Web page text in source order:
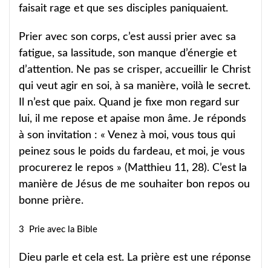
faisait rage et que ses disciples paniquaient.
Prier avec son corps, c’est aussi prier avec sa
fatigue, sa lassitude, son manque d’énergie et
d’attention. Ne pas se crisper, accueillir le Christ
qui veut agir en soi, à sa manière, voilà le secret.
Il n’est que paix. Quand je fixe mon regard sur
lui, il me repose et apaise mon âme. Je réponds
à son invitation : « Venez à moi, vous tous qui
peinez sous le poids du fardeau, et moi, je vous
procurerez le repos » (Matthieu 11, 28). C’est la
manière de Jésus de me souhaiter bon repos ou
bonne prière.
3 Prie avec la Bible
Dieu parle et cela est. La prière est une réponse